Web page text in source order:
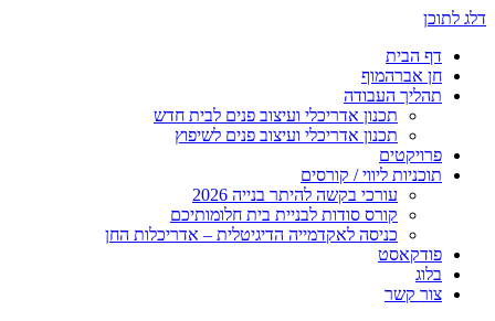
דלג לתוכן
דף הבית
חן אברהמוף
תהליך העבודה
תכנון אדריכלי ועיצוב פנים לבית חדש
תכנון אדריכלי ועיצוב פנים לשיפוץ
פרויקטים
תוכניות ליווי / קורסים
עורכי בקשה להיתר בנייה 2026
קורס סודות לבניית בית חלומותיכם
כניסה לאקדמייה הדיגיטלית – אדריכלות החן
פודקאסט
בלוג
צור קשר